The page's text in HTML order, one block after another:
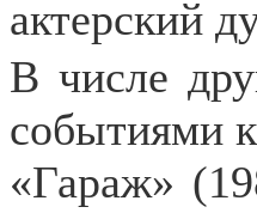
актерский
В числе
событиями
«Гараж»